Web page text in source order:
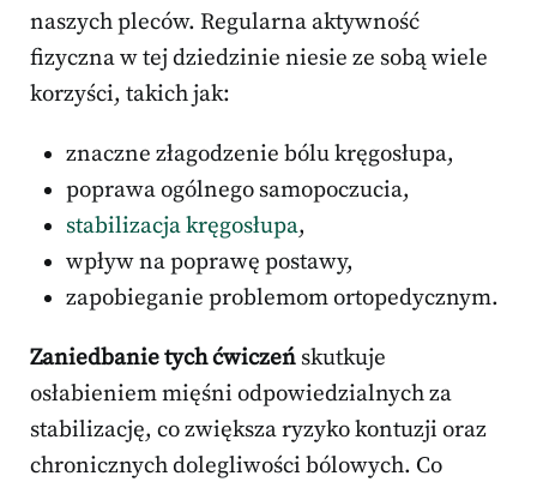
naszych pleców. Regularna aktywność
fizyczna w tej dziedzinie niesie ze sobą wiele
korzyści, takich jak:
znaczne złagodzenie bólu kręgosłupa,
poprawa ogólnego samopoczucia,
stabilizacja kręgosłupa,
wpływ na poprawę postawy,
zapobieganie problemom ortopedycznym.
Zaniedbanie tych ćwiczeń skutkuje
osłabieniem mięśni odpowiedzialnych za
stabilizację, co zwiększa ryzyko kontuzji oraz
chronicznych dolegliwości bólowych. Co